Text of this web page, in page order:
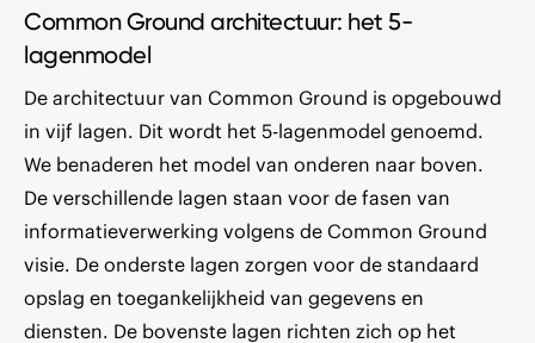
Common Ground architectuur: het 5-
lagenmodel
De architectuur van Common Ground is opgebouwd
in vijf lagen. Dit wordt het 5-lagenmodel genoemd.
We benaderen het model van onderen naar boven.
De verschillende lagen staan voor de fasen van
informatieverwerking volgens de Common Ground
visie. De onderste lagen zorgen voor de standaard
opslag en toegankelijkheid van gegevens en
diensten. De bovenste lagen richten zich op het